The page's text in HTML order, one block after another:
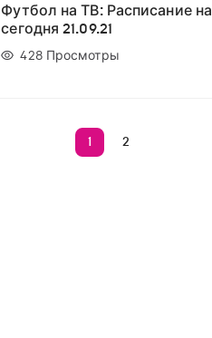
Футбол на ТВ: Расписание на
сегодня 21.09.21
428 Просмотры
1 2